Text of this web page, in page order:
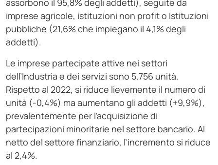
assorbono il 95,8% degli addetti), seguite da
imprese agricole, istituzioni non profit o Istituzioni
pubbliche (21,6% che impiegano il 4,1% degli
addetti).
Le imprese partecipate attive nei settori
dell’Industria e dei servizi sono 5.756 unità.
Rispetto al 2022, si riduce lievemente il numero di
unità (-0,4%) ma aumentano gli addetti (+9,9%),
prevalentemente per l’acquisizione di
partecipazioni minoritarie nel settore bancario. Al
netto del settore finanziario, l’incremento si riduce
al 2,4%.